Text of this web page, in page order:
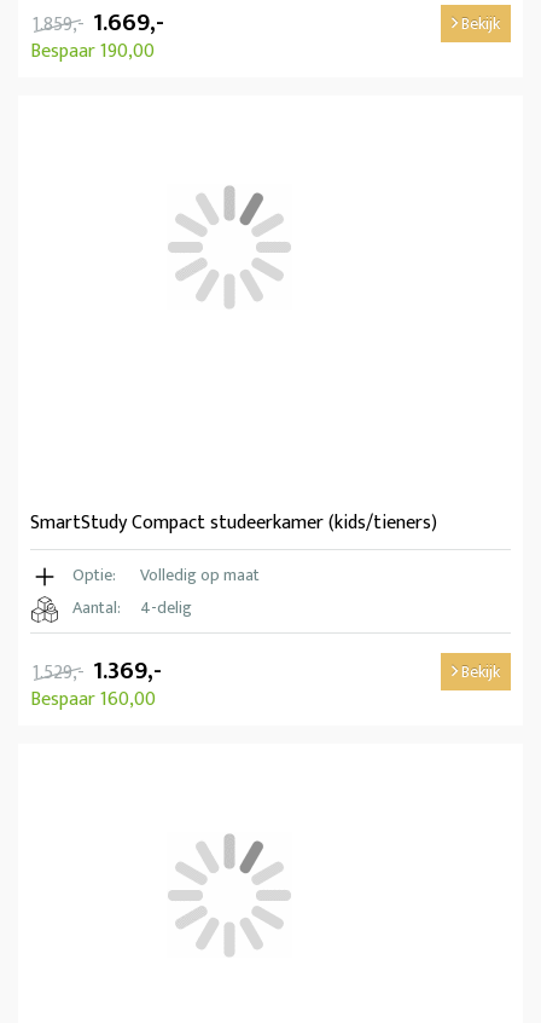
1.859,- 1.669,-
Bespaar 190,00
Bekijk
SmartStudy Compact studeerkamer (kids/tieners)
Optie:
Volledig op maat
Aantal:
4-delig
1.529,- 1.369,-
Bespaar 160,00
Bekijk